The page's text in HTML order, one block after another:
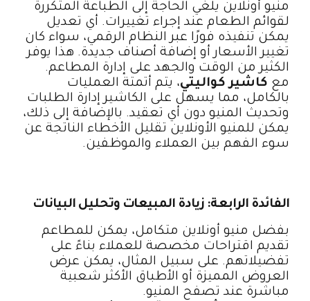
منيو أونلاين يلغي الحاجة إلى الطباعة المتكررة
لقوائم الطعام عند إجراء تغييرات. أي تعديل
يمكن تنفيذه فورًا عبر النظام الرقمي، سواء كان
تغيير الأسعار أو إضافة أصناف جديدة. هذا يوفر
الكثير من الوقت والجهد على إدارة المطاعم.
مع كاشير كواليتي، يتم أتمتة العمليات
بالكامل، مما يسهل على الكاشير إدارة الطلبات
وتحديث المنيو دون أي تعقيد. بالإضافة إلى ذلك،
يمكن للمنيو الأونلاين تقليل الأخطاء الناتجة عن
سوء الفهم بين العملاء والموظفين.
الفائدة الرابعة: زيادة المبيعات وتحليل البيانات
بفضل منيو أونلاين متكامل، يمكن للمطاعم
تقديم اقتراحات مخصصة للعملاء بناءً على
تفضيلاتهم. على سبيل المثال، يمكن عرض
العروض المميزة أو الأطباق الأكثر شعبية
مباشرة عند تصفح المنيو.